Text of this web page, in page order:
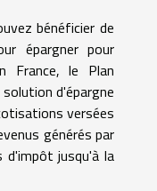
bénéficier de
épargner pour
France, le Plan
d'épargne
versées
générés par
d'impôt jusqu'à la